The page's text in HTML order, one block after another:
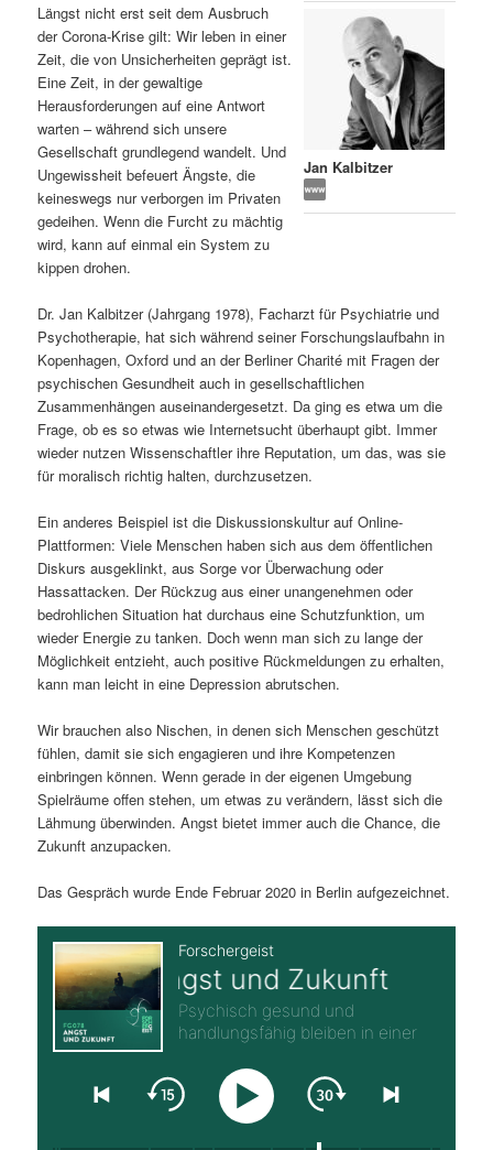
n
h
a
l
t
s
r
i
n
g
e
n
I
n
h
a
l
s
p
r
n
n
Jan Kalbitzer
Längst nicht erst seit dem Ausbruch
der Corona-Krise gilt: Wir leben in einer
Zeit, die von Unsicherheiten geprägt ist.
Eine Zeit, in der gewaltige
Herausforderungen auf eine Antwort
warten – während sich unsere
Gesellschaft grundlegend wandelt. Und
Ungewissheit befeuert Ängste, die
keineswegs nur verborgen im Privaten
gedeihen. Wenn die Furcht zu mächtig
wird, kann auf einmal ein System zu
kippen drohen.
Dr. Jan Kalbitzer (Jahrgang 1978), Facharzt für Psychiatrie und
Psychotherapie, hat sich während seiner Forschungslaufbahn in
Kopenhagen, Oxford und an der Berliner Charité mit Fragen der
psychischen Gesundheit auch in gesellschaftlichen
Zusammenhängen auseinandergesetzt. Da ging es etwa um die
Frage, ob es so etwas wie Internetsucht überhaupt gibt. Immer
wieder nutzen Wissenschaftler ihre Reputation, um das, was sie
für moralisch richtig halten, durchzusetzen.
Ein anderes Beispiel ist die Diskussionskultur auf Online-
Plattformen: Viele Menschen haben sich aus dem öffentlichen
Diskurs ausgeklinkt, aus Sorge vor Überwachung oder
Hassattacken. Der Rückzug aus einer unangenehmen oder
bedrohlichen Situation hat durchaus eine Schutzfunktion, um
wieder Energie zu tanken. Doch wenn man sich zu lange der
Möglichkeit entzieht, auch positive Rückmeldungen zu erhalten,
kann man leicht in eine Depression abrutschen.
Wir brauchen also Nischen, in denen sich Menschen geschützt
fühlen, damit sie sich engagieren und ihre Kompetenzen
einbringen können. Wenn gerade in der eigenen Umgebung
Spielräume offen stehen, um etwas zu verändern, lässt sich die
Lähmung überwinden. Angst bietet immer auch die Chance, die
Zukunft anzupacken.
Das Gespräch wurde Ende Februar 2020 in Berlin aufgezeichnet.